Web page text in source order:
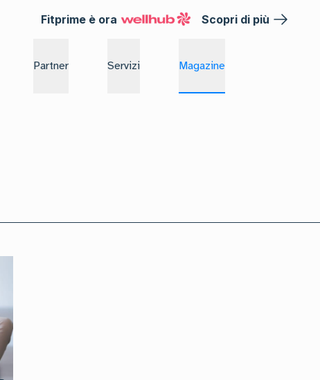
Fitprime è ora Scopri di più
Partner Servizi Magazine